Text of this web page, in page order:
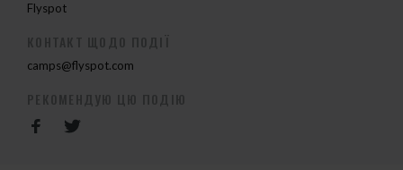
Flyspot
camps@flyspot.com